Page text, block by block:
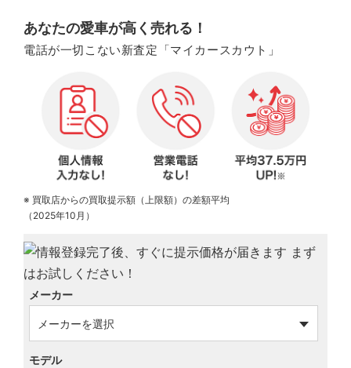
あなたの愛車が高く売れる！
電話が一切こない新査定「マイカースカウト」
※ 買取店からの買取提示額（上限額）の差額平均
（2025年10月）
メーカー
モデル